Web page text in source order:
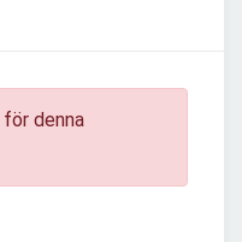
för denna